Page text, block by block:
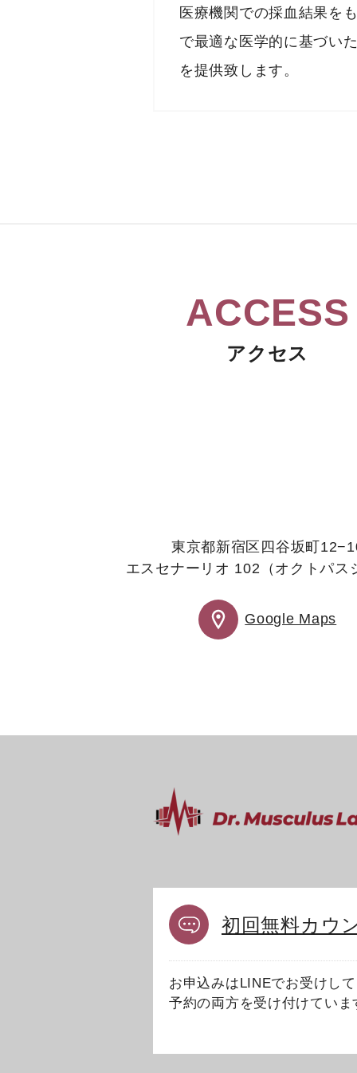
医療機関での採血結果を
で最適な医学的に基づい
を提供致します。
ACCESS
アクセス
東京都新宿区四谷坂町
エスセナーリオ 102（オクトパス
Google Maps
初回無料カウ
お申込みはLINEでお受けし
予約の両方を受け付けていま